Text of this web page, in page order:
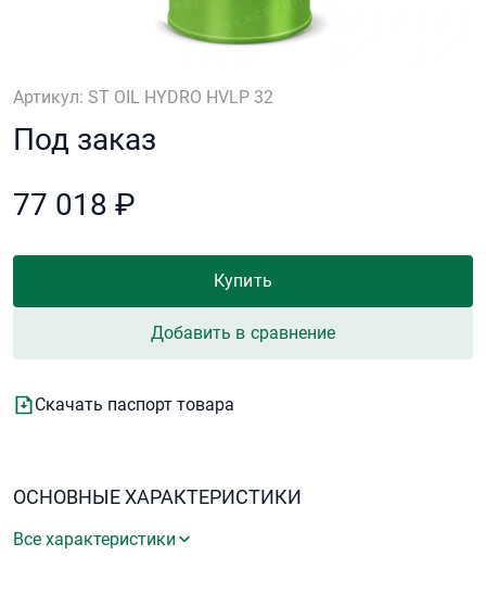
Артикул: ST OIL HYDRO HVLP 32
Под заказ
77 018 ₽
Купить
Добавить в сравнение
Скачать паспорт товара
ОСНОВНЫЕ ХАРАКТЕРИСТИКИ
Все характеристики